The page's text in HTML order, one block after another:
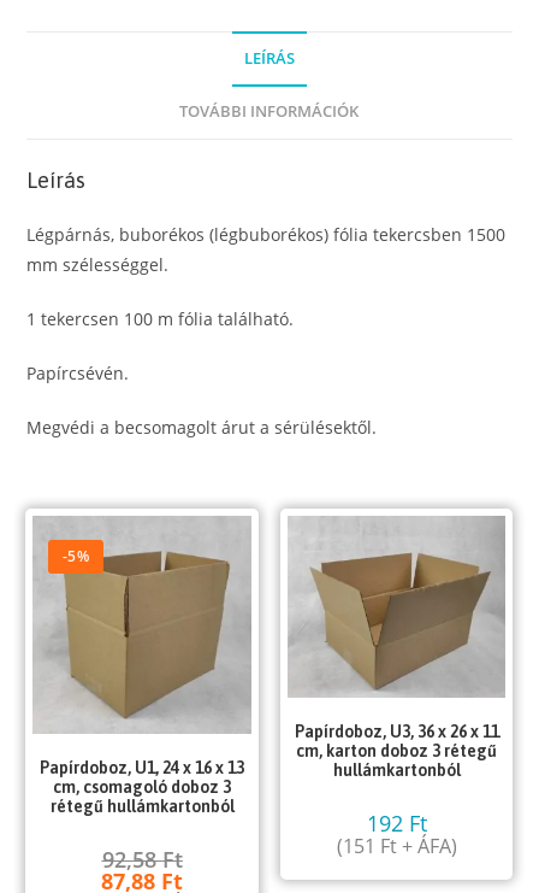
LEÍRÁS
TOVÁBBI INFORMÁCIÓK
Leírás
Légpárnás, buborékos (légbuborékos) fólia tekercsben 1500
mm szélességgel.
1 tekercsen 100 m fólia található.
Papírcsévén.
Megvédi a becsomagolt árut a sérülésektől.
-5%
Papírdoboz, U1, 24 x 16 x 13
cm, csomagoló doboz 3
rétegű hullámkartonból
92,58Ft
87,88 Ft
Papírdoboz, U3, 36 x 26 x 11
cm, karton doboz 3 rétegű
hullámkartonból
192 Ft
(151 Ft+ ÁFA)